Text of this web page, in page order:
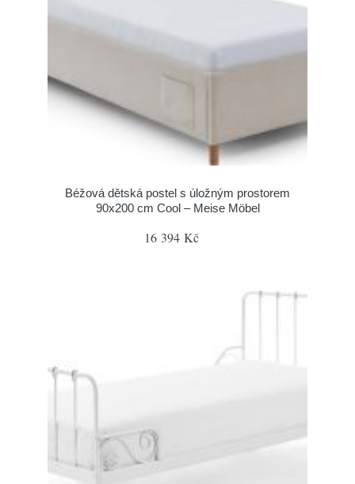
Béžová dětská postel s úložným prostorem
90x200 cm Cool – Meise Möbel
16 394 Kč